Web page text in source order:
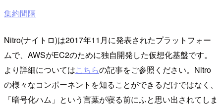
集約間隔
Nitro(ナイトロ)は2017年11月に発表されたプラットフォー
ムで、AWSがEC2のために独自開発した仮想化基盤です。
より詳細についてはこちらの記事をご参照ください。Nitro
の様々なコンポーネントを知ることができるだけではなく、
「暗号化ハム」という言葉が寝る前にふと思い出されてしま